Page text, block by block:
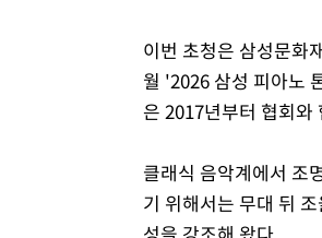
이번 초청은 삼성문화
월 '2026 삼성 피아노
은 2017년부터 협회와
클래식 음악계에서 조
기 위해서는 무대 뒤